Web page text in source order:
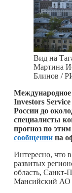
Вид на
Мартина
Блинов /
Международное
Investors
России до
специалисты
прогноз по
сообщении на
Интересно, что
развитых
область, Санкт-
Мансийский АО